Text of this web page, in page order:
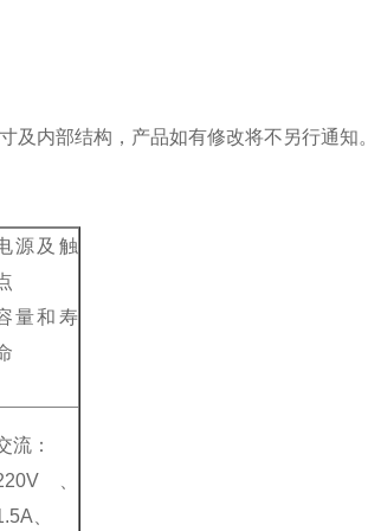
内部结构，产品如有修改将不另行通知。
源及触
量和寿
流：
、